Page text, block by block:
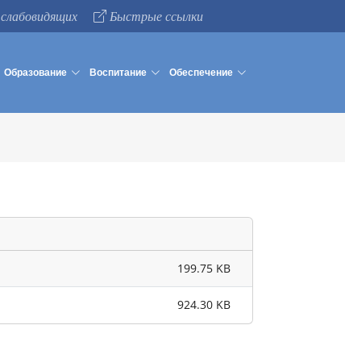
Быстрые ссылки
Образование Воспитание Обеспечение
199.75 KB
924.30 KB